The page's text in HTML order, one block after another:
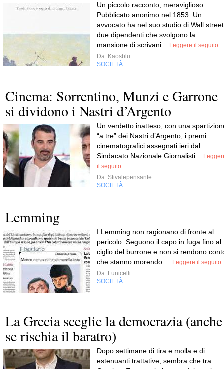
Un piccolo racconto, meraviglioso.
Pubblicato anonimo nel 1853. Un
avvocato ha nel suo studio di Wall street
due dipendenti che svolgono la
mansione di scrivani...
Leggere il seguito
Da Kaosblu
SOCIETÀ
Cinema: Sorrentino, Munzi e Garrone
si dividono i Nastri d’Argento
Un verdetto inatteso, con una
“a tre” dei Nastri d’Argento, i premi
cinematografici assegnati ieri dal
Sindacato Nazionale Giornalisti...
il seguito
Da Stivalepensante
SOCIETÀ
Lemming
I Lemming non ragionano di fronte al
pericolo. Seguono il capo in fuga fino al
ciglio del burrone e non si rendono
che stanno morendo....
Leggere il seguito
Da Funicelli
SOCIETÀ
La Grecia sceglie la democrazia (anche
se rischia il baratro)
Dopo settimane di tira e molla e di
estenuanti trattative, sembra che tra